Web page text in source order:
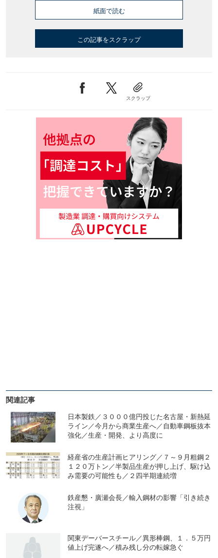
紙面で読む
この記事をスクラップ
スクラップ
関連記事
日本製鉄／３０００億円投じた名古屋・新熱延
ライン／今月から商業生産へ／自動車鋼板抜本
強化／生産・開発、より高度に
経産省の生産計画ヒアリング／７～９月粗鋼２
１２０万トン／半製品生産が押し上げ、駆け込
み需要の可能性も／２四半期連続増
鉄産懇・廣瀬会長／輸入鋼材の影響「引き続き
注視」
関東デーバースチール／異形棒鋼、１．５万円
値上げ完遂へ／積み残し分の転嫁急ぐ